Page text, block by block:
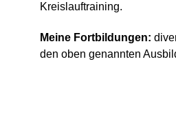
Kreislauftraining.
Meine Fortbildungen:
den oben genannten